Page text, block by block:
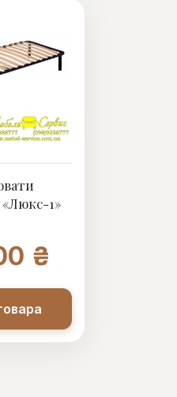
1»
₴